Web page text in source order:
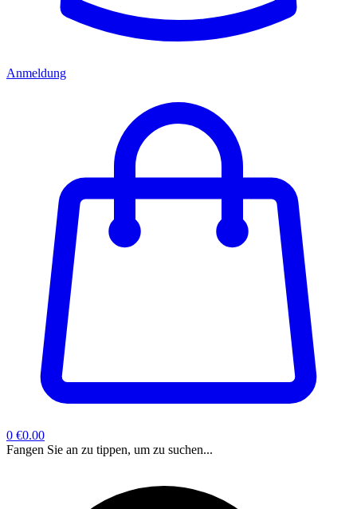
Anmeldung
0 €0.00
Fangen Sie an zu tippen, um zu suchen...